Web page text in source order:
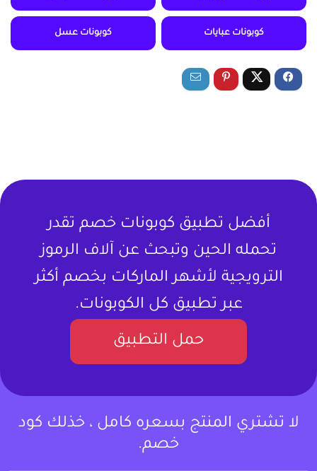
كوبونات عبايات كوبونات عسل
أفضل تطبيق كوبونات خصم تقدر
تحمله الحين وتبحث عن آلاف الرموز
الترويجية لأشهر الماركات بخصم أكثر
عبر تطبيق كل الكوبونات.
حمل التطبيق
لا تشتري المنتج بسعره كامل ، خذلك كود
خصم.